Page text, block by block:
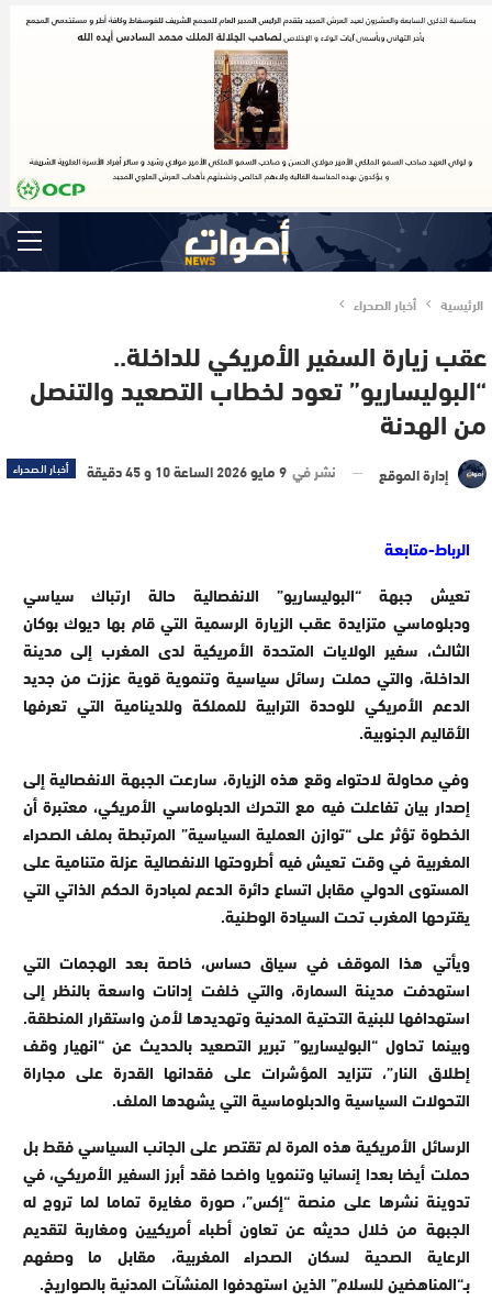
الرئيسية أخبار الصحراء
عقب زيارة السفير الأمريكي للداخلة..
“البوليساريو” تعود لخطاب التصعيد والتنصل
من الهدنة
أخبار الصحراء إدارة الموقع نشر في 9 مايو 2026 الساعة 10 و 45 دقيقة
الرباط-متابعة
تعيش جبهة “البوليساريو” الانفصالية حالة ارتباك سياسي
ودبلوماسي متزايدة عقب الزيارة الرسمية التي قام بها ديوك بوكان
الثالث، سفير الولايات المتحدة الأمريكية لدى المغرب إلى مدينة
الداخلة، والتي حملت رسائل سياسية وتنموية قوية عززت من جديد
الدعم الأمريكي للوحدة الترابية للمملكة وللدينامية التي تعرفها
الأقاليم الجنوبية.
وفي محاولة لاحتواء وقع هذه الزيارة، سارعت الجبهة الانفصالية إلى
إصدار بيان تفاعلت فيه مع التحرك الدبلوماسي الأمريكي، معتبرة أن
الخطوة تؤثر على “توازن العملية السياسية” المرتبطة بملف الصحراء
المغربية في وقت تعيش فيه أطروحتها الانفصالية عزلة متنامية على
المستوى الدولي مقابل اتساع دائرة الدعم لمبادرة الحكم الذاتي التي
يقترحها المغرب تحت السيادة الوطنية.
ويأتي هذا الموقف في سياق حساس، خاصة بعد الهجمات التي
استهدفت مدينة السمارة، والتي خلفت إدانات واسعة بالنظر إلى
استهدافها للبنية التحتية المدنية وتهديدها لأمن واستقرار المنطقة.
وبينما تحاول “البوليساريو” تبرير التصعيد بالحديث عن “انهيار وقف
إطلاق النار”، تتزايد المؤشرات على فقدانها القدرة على مجاراة
التحولات السياسية والدبلوماسية التي يشهدها الملف.
الرسائل الأمريكية هذه المرة لم تقتصر على الجانب السياسي فقط بل
حملت أيضا بعدا إنسانيا وتنمويا واضحا فقد أبرز السفير الأمريكي، في
تدوينة نشرها على منصة “إكس”، صورة مغايرة تماما لما تروج له
الجبهة من خلال حديثه عن تعاون أطباء أمريكيين ومغاربة لتقديم
الرعاية الصحية لسكان الصحراء المغربية، مقابل ما وصفهم
بـ“المناهضين للسلام” الذين استهدفوا المنشآت المدنية بالصواريخ.